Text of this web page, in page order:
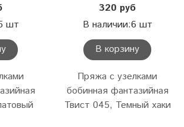
шт
320 руб
В наличии:6 шт
В корзину
Пряжа с узелками
бобинная фантазийная
Твист 045, Темный хаки